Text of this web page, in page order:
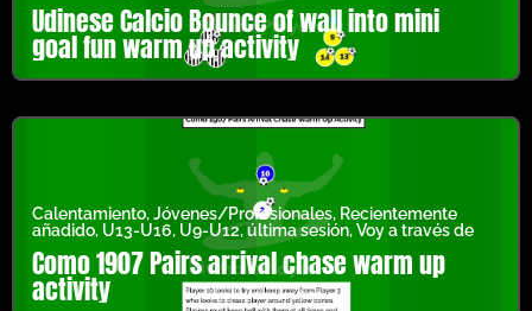
Udinese Calcio Bounce of wall into mini
goal fun warm up activity
Calentamiento,Jóvenes/Profesionales, Recientemente
añadido, U13-U16, U9-U12,última sesión,Voy a través de
Como 1907 Pairs arrival chase warm up
activity